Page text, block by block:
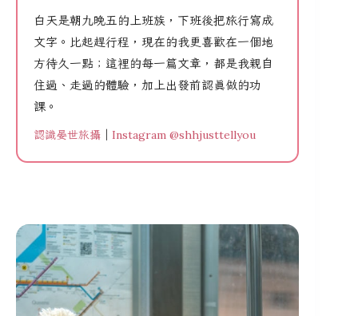
白天是朝九晚五的上班族，下班後把旅行寫成
文字。比起趕行程，現在的我更喜歡在一個地
方待久一點；這裡的每一篇文章，都是我親自
住過、走過的體驗，加上出發前認真做的功
課。
認識晏世旅攝 Instagram @shhjusttellyou